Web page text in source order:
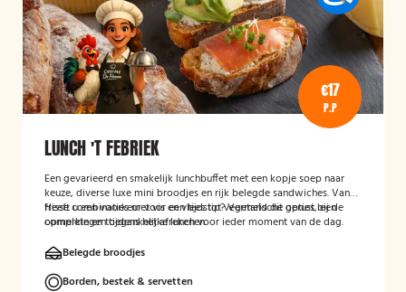
€17
P.P
LUNCH 'T FEBRIEK
Een gevarieerd en smakelijk lunchbuffet met een kopje soep naar
keuze, diverse luxe mini broodjes en rijk belegde sandwiches. Van
frisse combinaties met vis en vlees tot vegetarische opties, een
complete en toegankelijke lunch voor ieder moment van de dag.
Heeft u een voorkeur voor een tijdstip? Vermeld dit gerust bij de
opmerkingen tijdens het afrekenen.
Belegde broodjes
Borden, bestek & servetten